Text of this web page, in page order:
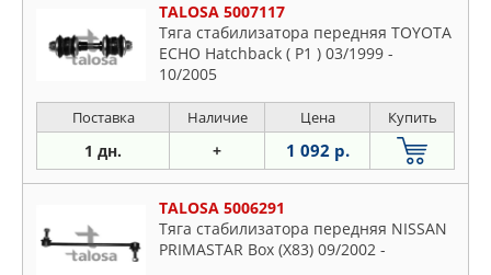
TALOSA 5007117
Тяга стабилизатора передняя TOYOTA
ECHO Hatchback ( P1 ) 03/1999 -
10/2005
Поставка Наличие Цена Купить
1 дн. + 1 092 р.
TALOSA 5006291
Тяга стабилизатора передняя NISSAN
PRIMASTAR Box (X83) 09/2002 -